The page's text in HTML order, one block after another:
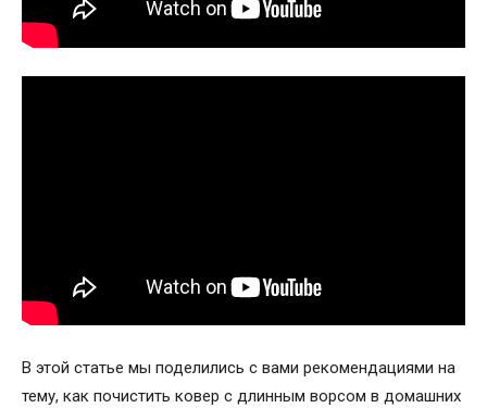
В этой статье мы поделились с вами рекомендациями на
тему, как почистить ковер с длинным ворсом в домашних